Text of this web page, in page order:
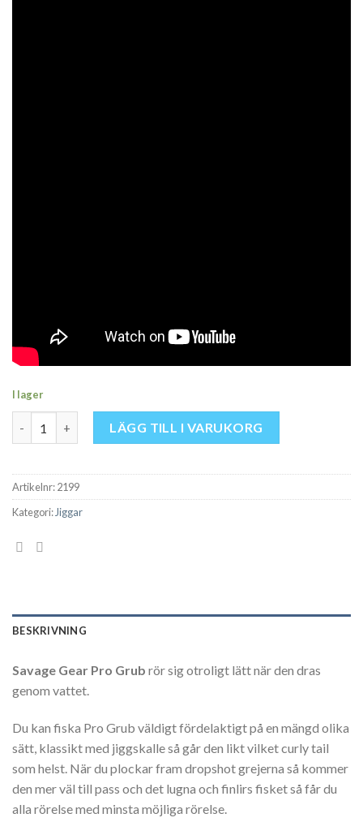
I lager
Savage Gear Pro Grub 6,5 cm 2 g mängd
LÄGG TILL I VARUKORG
Artikelnr:2199
Kategori: Jiggar
BESKRIVNING
Savage Gear Pro Grub rör sig otroligt lätt när den dras
genom vattet.
Du kan fiska Pro Grub väldigt fördelaktigt på en mängd olika
sätt, klassikt med jiggskalle så går den likt vilket curly tail
som helst. När du plockar fram dropshot grejerna så kommer
den mer väl till pass och det lugna och finlirs fisket så får du
alla rörelse med minsta möjliga rörelse.